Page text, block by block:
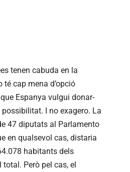
tenen cabuda en la
cap mena d’opció
Espanya vulgui donar-
I no exagero. La
47 diputats al Parlamento
en qualsevol cas, distaria
habitants dels
total. Però pel cas, el